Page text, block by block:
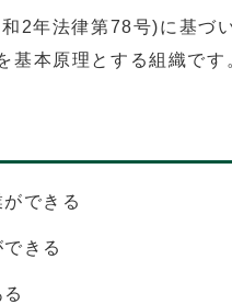
2年法律第78号)に基づ
基本原理とする組織です
できる
きる